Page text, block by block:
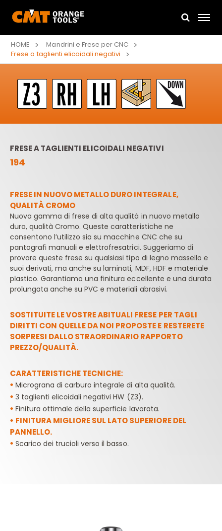
HOME
Mandrini e Frese per CNC
Frese a taglienti elicoidali negativi
FRESE A TAGLIENTI ELICOIDALI NEGATIVI
194
FRESE IN NUOVO METALLO DURO INTEGRALE,
QUALITÀ CROMO
Nuova gamma di frese di alta qualità in nuovo metallo
duro, qualità Cromo. Queste caratteristiche ne
consentono l’utilizzo sia su macchine CNC che su
pantografi manuali e elettrofresatrici. Suggeriamo di
provare queste frese su qualsiasi tipo di legno massello e
suoi derivati, ma anche su laminati, MDF, HDF e materiale
plastico. Garantiamo una finitura eccellente e una durata
prolungata anche su PVC e materiali abrasivi.
SOSTITUITE LE VOSTRE ABITUALI FRESE PER TAGLI
DIRITTI CON QUELLE DA NOI PROPOSTE E RESTERETE
SORPRESI DALLO STRAORDINARIO RAPPORTO
PREZZO/QUALITÀ.
CARATTERISTICHE TECNICHE:
•Micrograna di carburo integrale di alta qualità.
•3 taglienti elicoidali negativi HW (Z3).
•Finitura ottimale della superficie lavorata.
• FINITURA MIGLIORE SUL LATO SUPERIORE DEL
PANNELLO.
•Scarico dei trucioli verso il basso.